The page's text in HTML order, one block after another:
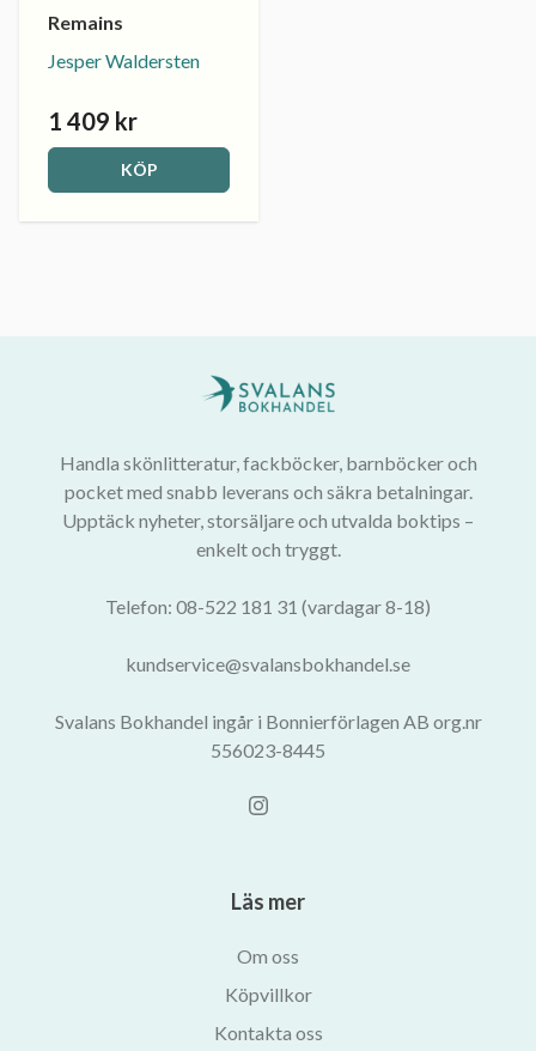
Remains
Jesper Waldersten
1 409 kr
KÖP
Handla skönlitteratur, fackböcker, barnböcker och
pocket med snabb leverans och säkra betalningar.
Upptäck nyheter, storsäljare och utvalda boktips –
enkelt och tryggt.
Telefon: 08-522 181 31 (vardagar 8-18)
kundservice@svalansbokhandel.se
Svalans Bokhandel ingår i Bonnierförlagen AB org.nr
556023-8445
Läs mer
Om oss
Köpvillkor
Kontakta oss